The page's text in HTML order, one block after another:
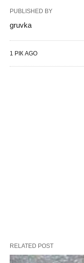
PUBLISHED BY
gruvka
1 РІК AGO
RELATED POST